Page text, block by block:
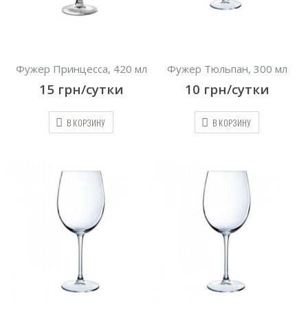
Фужер Принцесса, 420 мл
15 грн/сутки
В КОРЗИНУ
Фужер Тюльпан, 300 мл
10 грн/сутки
В КОРЗИНУ